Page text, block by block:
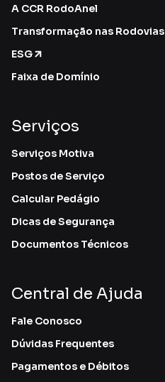
A CCR RodoAnel
Transformação nas Rodovias
ESG
Faixa de Domínio
Serviços
Serviços Motiva
Postos de Serviço
Calcular Pedágio
Dicas de Segurança
Documentos Técnicos
Central de Ajuda
Fale Conosco
Dúvidas Frequentes
Pagamentos e Débitos